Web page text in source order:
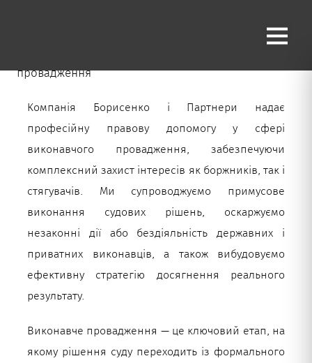
Укр
провадження
Компанія Борисенко і Партнери надає
професійну правову допомогу у сфері
виконавчого провадження, забезпечуючи
комплексний захист інтересів як боржників, так і
стягувачів. Ми супроводжуємо примусове
виконання судових рішень, оскаржуємо
незаконні дії або бездіяльність державних і
приватних виконавців, а також вибудовуємо
ефективну стратегію досягнення реального
результату.
Виконавче провадження — це ключовий етап, на
якому рішення суду переходить із формального